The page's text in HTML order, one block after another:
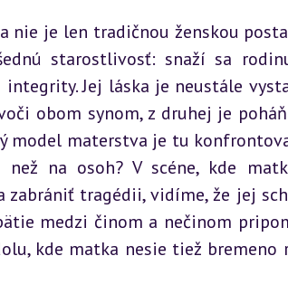
nie je len tradičnou ženskou
starostlivosť: snaží sa
Jej láska je neustále
obom synom, z druhej je
model materstva je tu
na osoh? V scéne, kde
zabrániť tragédii, vidíme, že jej
medzi činom a nečinom
kde matka nesie tiež bremeno